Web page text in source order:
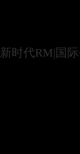
新时代RM|国